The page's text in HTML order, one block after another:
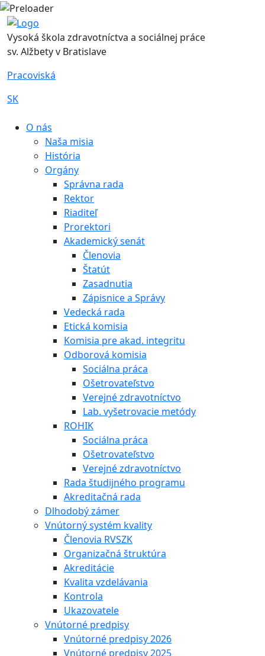
Vysoká škola zdravotníctva a sociálnej práce
sv. Alžbety v Bratislave
Pracoviská
SK
O nás
Naša misia
História
Orgány
Správna rada
Rektor
Riaditeľ
Prorektori
Akademický senát
Členovia
Štatút
Zasadnutia
Zápisnice a Správy
Vedecká rada
Etická komisia
Komisia pre akad. integritu
Odborová komisia
Sociálna práca
Ošetrovateľstvo
Verejné zdravotníctvo
Lab. vyšetrovacie metódy
ROHIK
Sociálna práca
Ošetrovateľstvo
Verejné zdravotníctvo
Rada študijného programu
Akreditačná rada
Dlhodobý zámer
Vnútorný systém kvality
Členovia RVSZK
Organizačná štruktúra
Akreditácie
Kvalita vzdelávania
Kontrola
Ukazovatele
Vnútorné predpisy
Vnútorné predpisy 2026
Vnútorné predpisy 2025